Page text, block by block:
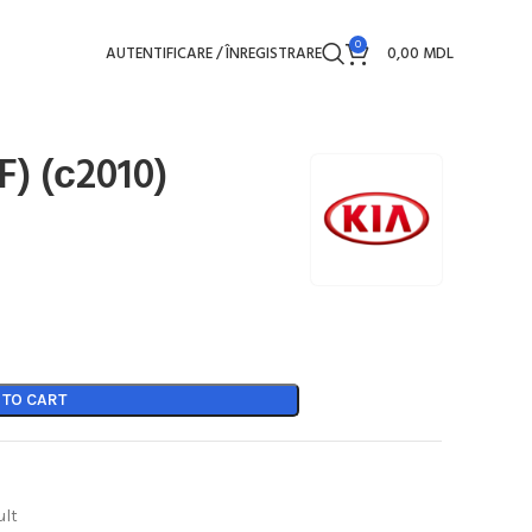
AUTENTIFICARE / ÎNREGISTRARE 0 0,00 MDL
(с2010)
CART